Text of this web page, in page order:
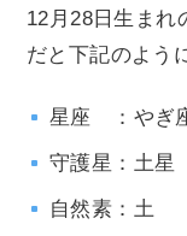
12月28日生まれ
だと下記のよう
星座 ：やぎ
守護星：土星
自然素：土